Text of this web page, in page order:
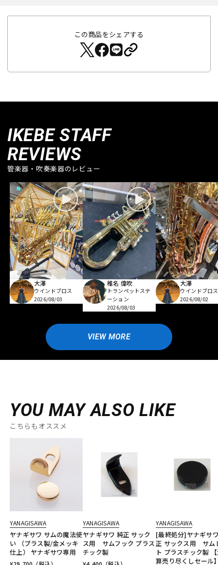
この商品をシェアする
IKEBE STAFF
REVIEWS
管楽器・吹奏楽器のレビュー
大澤
ウインドブロス
2026/08/03
椎名 偉吹
トランペットステ
ーション
2026/08/03
大澤
ウインドブロス
2026/08/02
VIEW MORE
YOU MAY ALSO LIKE
こちらもオススメ
YANAGISAWA
ヤナギサワ サムの魔法使
い （ブラス製/金メッキ
仕上） ヤナギサワ専用
YANAGISAWA
ヤナギサワ 純正 サック
ス用 サムフック プラス
チック製
YANAGISAWA
[最終処分]ヤナギサ
正 サックス用 サム
ト プラスチック製
算売り尽くしセール